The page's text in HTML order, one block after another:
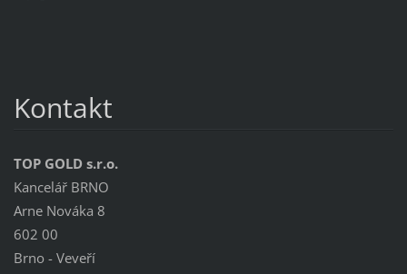
Kontakt
TOP GOLD s.r.o.
Kancelář BRNO
Arne Nováka 8
602 00
Brno - Veveří